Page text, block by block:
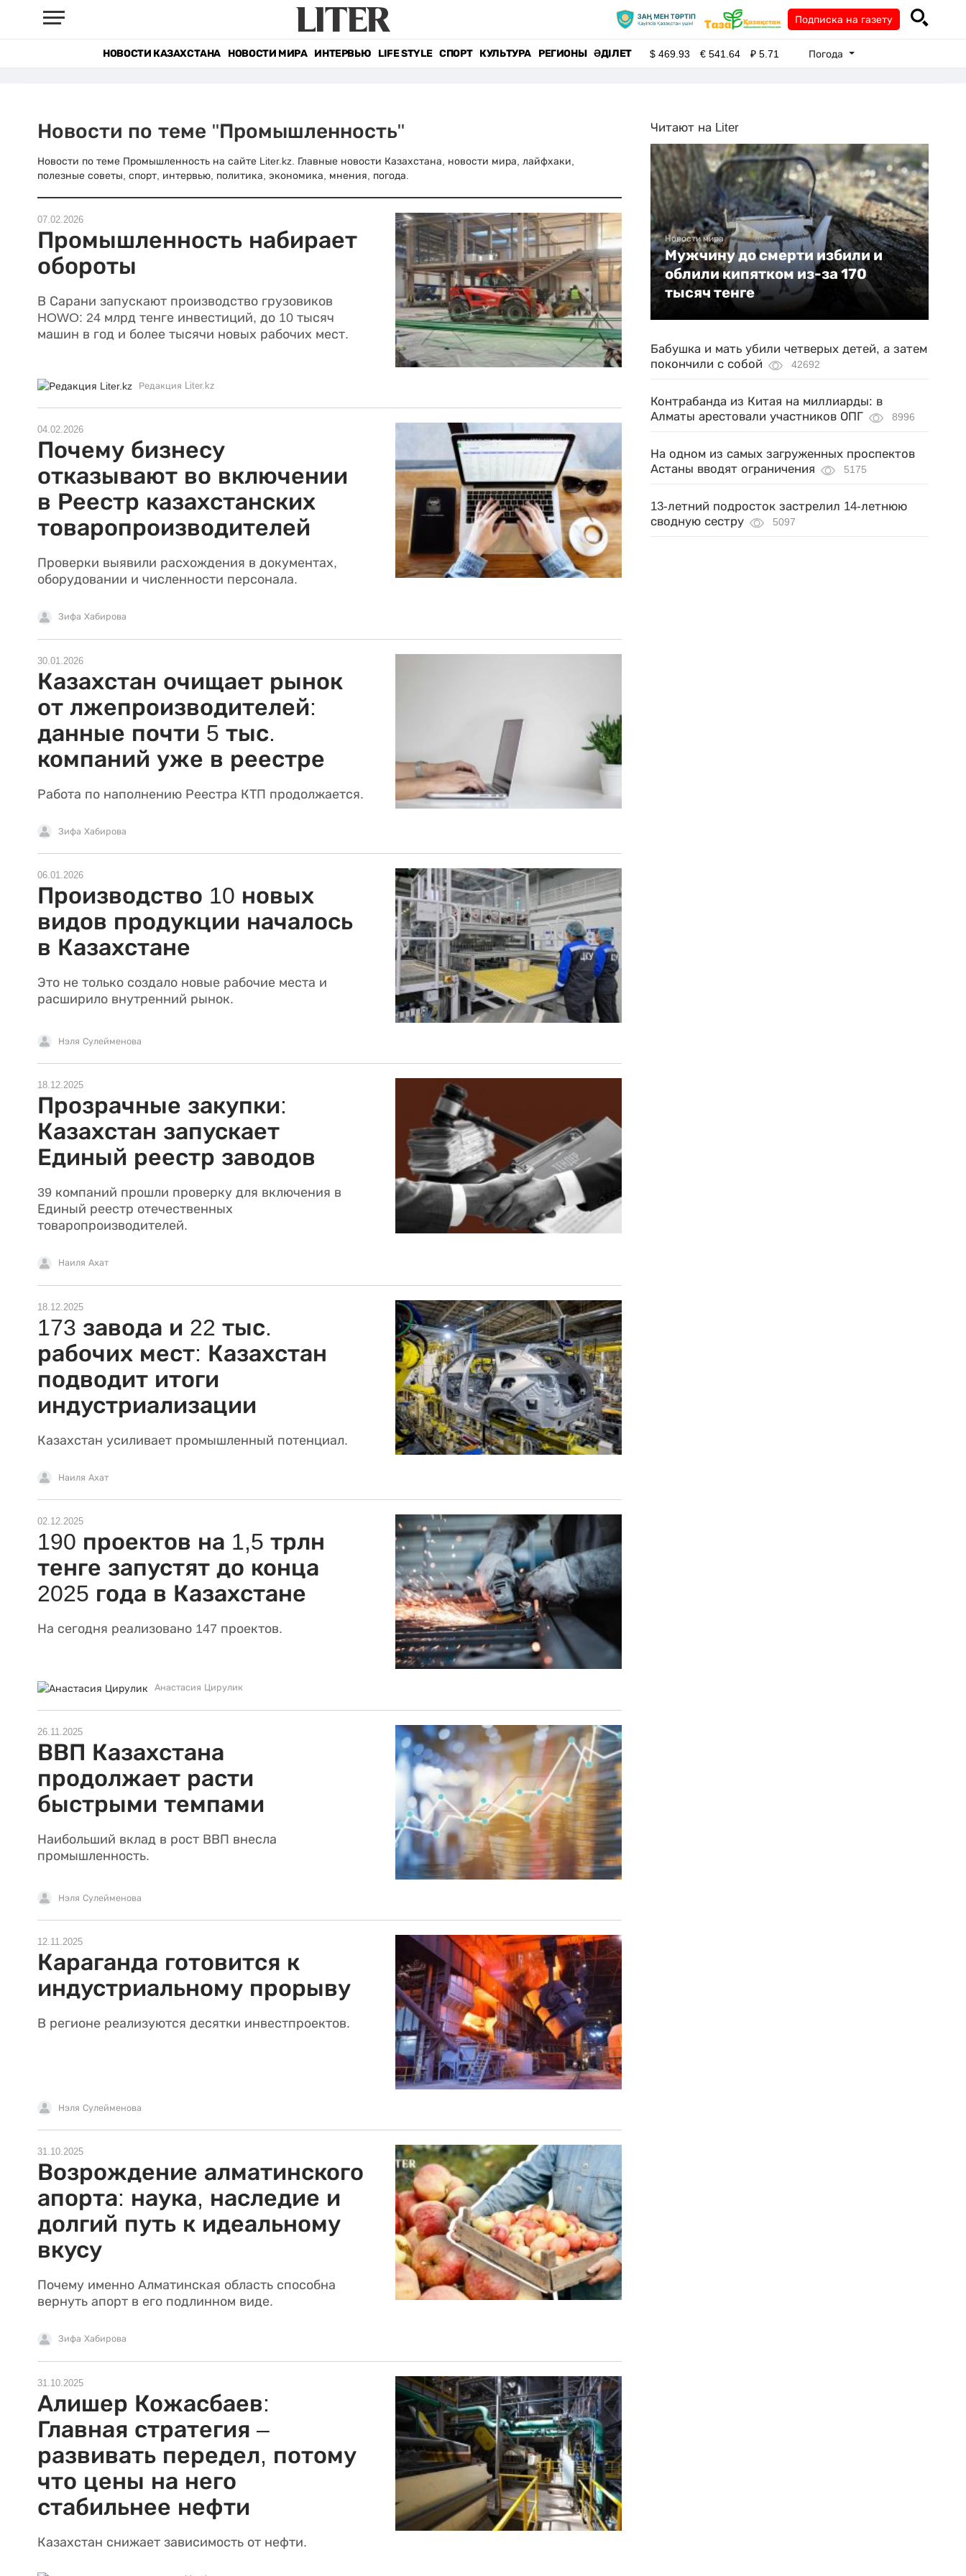
Подписка на газету
НОВОСТИ КАЗАХСТАНА НОВОСТИ МИРА ИНТЕРВЬЮ LIFE STYLE СПОРТ КУЛЬТУРА РЕГИОНЫ ӘДІЛЕТ $469.93 €541.64 ₽5.71 Погода
Новости по теме "Промышленность"
Новости по теме Промышленность на сайте Liter.kz. Главные новости Казахстана, новости мира, лайфхаки,
полезные советы, спорт, интервью, политика, экономика, мнения, погода.
07.02.2026
Промышленность набирает
обороты
В Сарани запускают производство грузовиков
HOWO: 24 млрд тенге инвестиций, до 10 тысяч
машин в год и более тысячи новых рабочих мест.
Редакция Liter.kz
04.02.2026
Почему бизнесу
отказывают во включении
в Реестр казахстанских
товаропроизводителей
Проверки выявили расхождения в документах,
оборудовании и численности персонала.
Зифа Хабирова
30.01.2026
Казахстан очищает рынок
от лжепроизводителей:
данные почти 5 тыс.
компаний уже в реестре
Работа по наполнению Реестра КТП продолжается.
Зифа Хабирова
06.01.2026
Производство 10 новых
видов продукции началось
в Казахстане
Это не только создало новые рабочие места и
расширило внутренний рынок.
Нэля Сулейменова
18.12.2025
Прозрачные закупки:
Казахстан запускает
Единый реестр заводов
39 компаний прошли проверку для включения в
Единый реестр отечественных
товаропроизводителей.
Наиля Ахат
18.12.2025
173 завода и 22 тыс.
рабочих мест: Казахстан
подводит итоги
индустриализации
Казахстан усиливает промышленный потенциал.
Наиля Ахат
02.12.2025
190 проектов на 1,5 трлн
тенге запустят до конца
2025 года в Казахстане
На сегодня реализовано 147 проектов.
Анастасия Цирулик
26.11.2025
ВВП Казахстана
продолжает расти
быстрыми темпами
Наибольший вклад в рост ВВП внесла
промышленность.
Нэля Сулейменова
12.11.2025
Караганда готовится к
индустриальному прорыву
В регионе реализуются десятки инвестпроектов.
Нэля Сулейменова
31.10.2025
Возрождение алматинского
апорта: наука, наследие и
долгий путь к идеальному
вкусу
Почему именно Алматинская область способна
вернуть апорт в его подлинном виде.
Зифа Хабирова
31.10.2025
Алишер Кожасбаев:
Главная стратегия –
развивать передел, потому
что цены на него
стабильнее нефти
Казахстан снижает зависимость от нефти.
Читают на Liter
Новости мира
Мужчину до смерти избили и
облили кипятком из-за 170
тысяч тенге
Бабушка и мать убили четверых детей, а затем
покончили с собой
42692
Контрабанда из Китая на миллиарды: в
Алматы арестовали участников ОПГ
8996
На одном из самых загруженных проспектов
Астаны вводят ограничения
5175
13-летний подросток застрелил 14-летнюю
сводную сестру
5097